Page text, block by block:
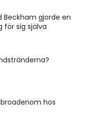
Beckham gjorde en
för sig själva
hos